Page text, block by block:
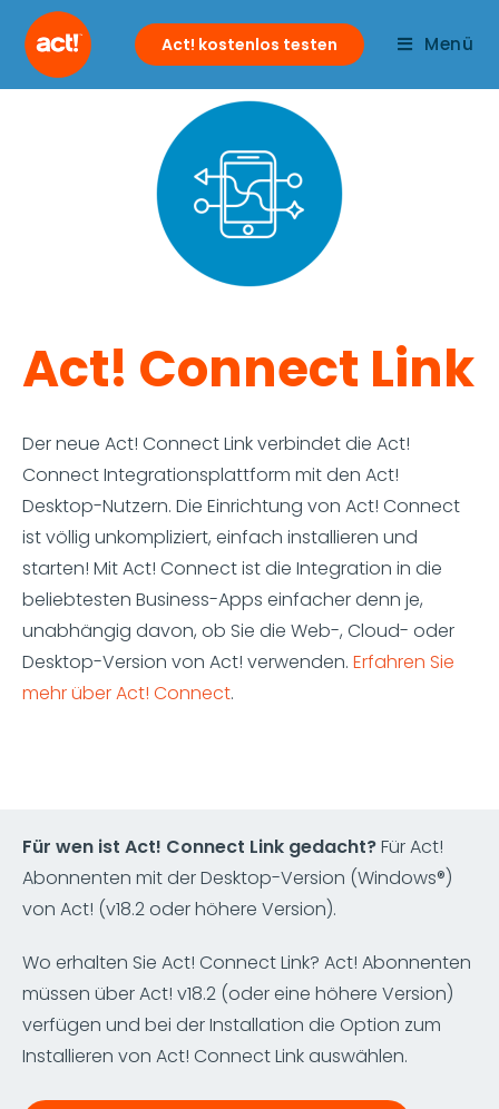
Menü
Act! kostenlos testen
Act! Connect Link
Der neue Act! Connect Link verbindet die Act!
Connect Integrationsplattform mit den Act!
Desktop-Nutzern. Die Einrichtung von Act! Connect
ist völlig unkompliziert, einfach installieren und
starten! Mit Act! Connect ist die Integration in die
beliebtesten Business-Apps einfacher denn je,
unabhängig davon, ob Sie die Web-, Cloud- oder
Desktop-Version von Act! verwenden. Erfahren Sie
mehr über Act! Connect.
Für wen ist Act! Connect Link gedacht?Für Act!
Abonnenten mit der Desktop-Version (Windows®)
von Act! (v18.2 oder höhere Version).
Wo erhalten Sie Act! Connect Link? Act! Abonnenten
müssen über Act! v18.2 (oder eine höhere Version)
verfügen und bei der Installation die Option zum
Installieren von Act! Connect Link auswählen.